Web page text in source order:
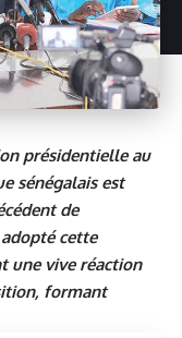
présidentielle au
sénégalais est
de
adopté cette
une vive réaction
formant